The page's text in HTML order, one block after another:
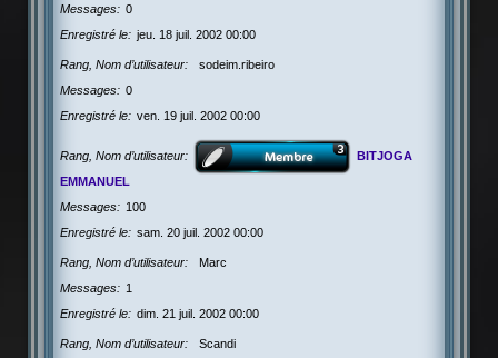
Messages
0
Enregistré le
jeu. 18 juil. 2002 00:00
Rang, Nom d’utilisateur
sodeim.ribeiro
Messages
0
Enregistré le
ven. 19 juil. 2002 00:00
Rang, Nom d’utilisateur
BITJOGA
EMMANUEL
Messages
100
Enregistré le
sam. 20 juil. 2002 00:00
Rang, Nom d’utilisateur
Marc
Messages
1
Enregistré le
dim. 21 juil. 2002 00:00
Rang, Nom d’utilisateur
Scandi